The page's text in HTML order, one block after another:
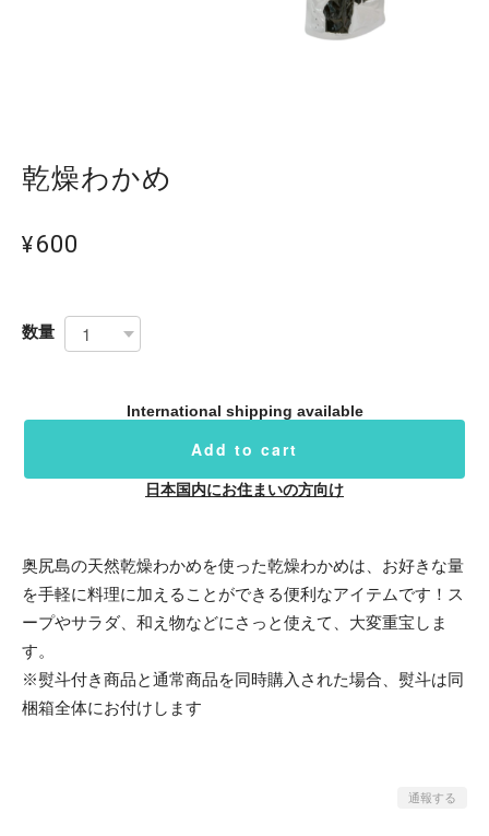
乾燥わかめ
¥600
数量
International shipping available
Add to cart
日本国内にお住まいの方向け
奥尻島の天然乾燥わかめを使った乾燥わかめは、お好きな量
を手軽に料理に加えることができる便利なアイテムです！ス
ープやサラダ、和え物などにさっと使えて、大変重宝しま
す。
※熨斗付き商品と通常商品を同時購入された場合、熨斗は同
梱箱全体にお付けします
通報する